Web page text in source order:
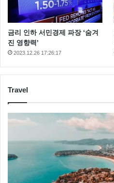
금리 인하 서민경제 파장 ‘숨겨
진 영향력’
2023.12.26 17:26:17
Travel